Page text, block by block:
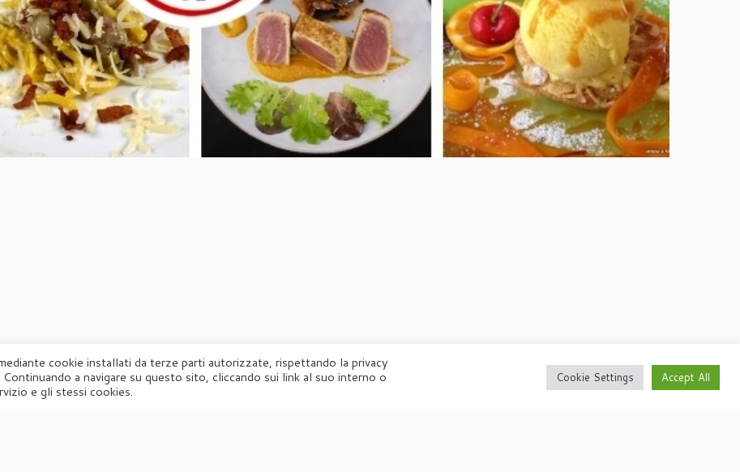
© 2026 Agorà Powered by Designed con il
cookie installati da terze parti autorizzate, rispettando la privacy
a navigare su questo sito, cliccando sui link al suo interno o
e gli stessi cookies.
Cookie Settings Accept All